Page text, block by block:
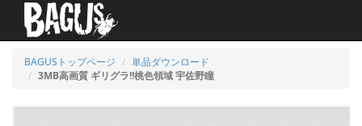
BAGUSトップページ
単品ダウンロード
3MB高画質 ギリグラ!!桃色領域 宇佐野瞳